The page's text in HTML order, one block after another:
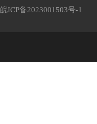
皖ICP备2023001503号-1